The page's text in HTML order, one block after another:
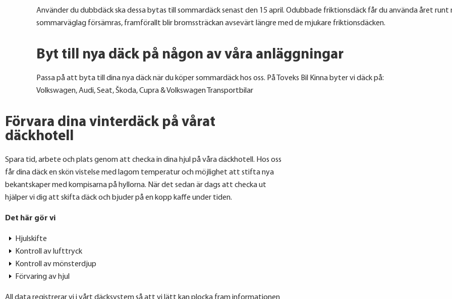
Använder du dubbdäck ska dessa bytas till sommardäck senast den 15 april. Odubbade friktionsdäck får du använda året
sommarväglag försämras, framförallt blir bromssträckan avsevärt längre med de mjukare friktionsdäcken.
Byt till nya däck på någon av våra anläggningar
Passa på att byta till dina nya däck när du köper sommardäck hos oss. På Toveks Bil Kinna byter vi däck på:
Volkswagen, Audi, Seat, Škoda, Cupra & Volkswagen Transportbilar
Förvara dina vinterdäck på vårat
däckhotell​
Spara tid, arbete och plats genom att checka in dina hjul på våra däckhotell. Hos oss
får dina däck en skön vistelse med lagom temperatur och möjlighet att stifta nya
bekantskaper med kompisarna på hyllorna. När det sedan är dags att checka ut
hjälper vi dig att skifta däck och bjuder på en kopp kaffe under tiden.
Det här gör vi
Hjulskifte
Kontroll av lufttryck
Kontroll av mönsterdjup
Förvaring av hjul